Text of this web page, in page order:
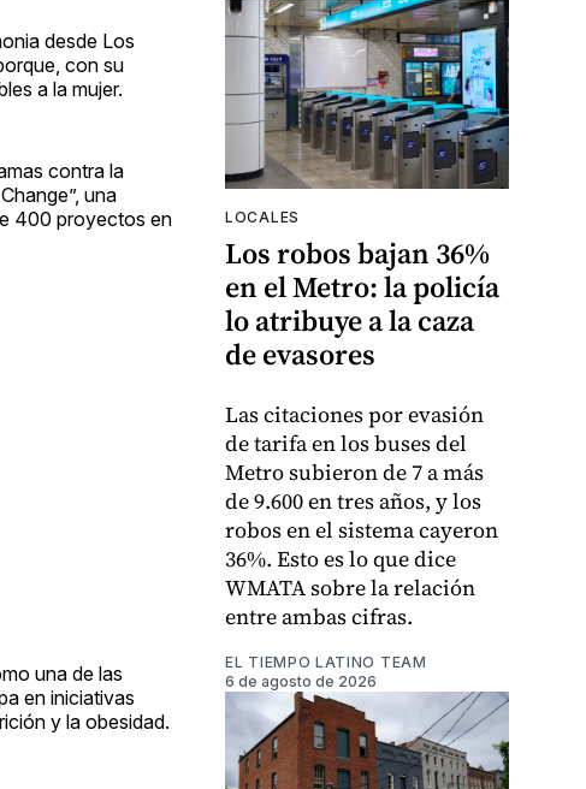
desde Los
con su
a la mujer.
contra la
una
400 proyectos en
una de las
en iniciativas
y la obesidad.
LOCALES
Los robos bajan 36%
en el Metro: la policía
lo atribuye a la caza
de evasores
Las citaciones por evasión
de tarifa en los buses del
Metro subieron de 7 a más
de 9.600 en tres años, y los
robos en el sistema cayeron
36%. Esto es lo que dice
WMATA sobre la relación
entre ambas cifras.
EL TIEMPO LATINO TEAM
6 de agosto de 2026